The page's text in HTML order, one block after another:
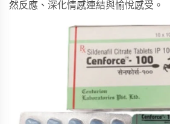
然反應、深化情感連結與愉悅感受。